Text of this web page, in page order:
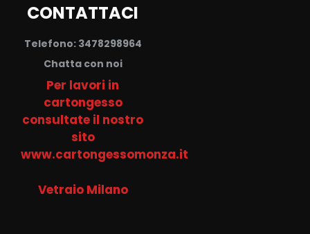
CONTATTACI
Telefono: 3478298964
Chatta con noi
Per lavori in
cartongesso
consultate il nostro
sito
www.cartongessomonza.it
Vetraio Milano